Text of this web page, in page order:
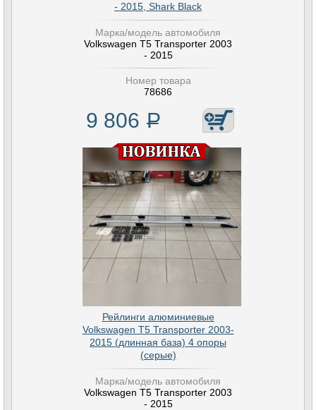
- 2015, Shark Black
Марка/модель автомобиля
Volkswagen T5 Transporter 2003
- 2015
Номер товара
78686
9 806 Р
Рейлинги алюминиевые
Volkswagen T5 Transporter 2003-
2015 (длинная база) 4 опоры
(серые)
Марка/модель автомобиля
Volkswagen T5 Transporter 2003
- 2015